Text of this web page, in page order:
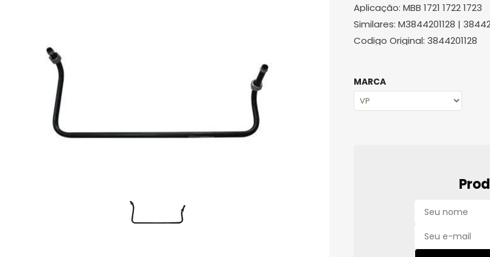
Aplicação: MBB 1721 1722 1723
Similares: M3844201128 |
Codigo Original: 3844201128
MARCA